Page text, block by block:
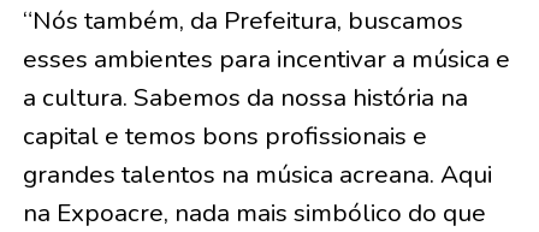
“Nós também, da Prefeitura, buscamos
esses ambientes para incentivar a música e
a cultura. Sabemos da nossa história na
capital e temos bons profissionais e
grandes talentos na música acreana. Aqui
na Expoacre, nada mais simbólico do que